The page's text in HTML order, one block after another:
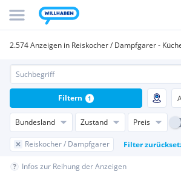
2.574 Anzeigen in Reiskocher / Dampfgarer -
Bundesland Zustand Preis
Reiskocher / Dampfgarer Filter
Filtern 1
Infos zur Reihung der Anzeigen